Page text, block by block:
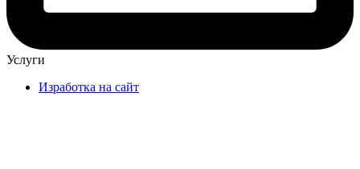
Услуги
Изработка на сайт